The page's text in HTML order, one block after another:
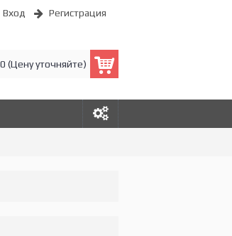
Вход Регистрация
(Цену уточняйте)